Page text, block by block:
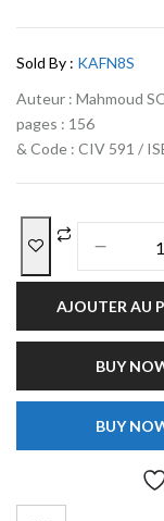
Sold By : KAFN8S
Auteur : Mahmoud
pages : 156
& Code : CIV 591 /
AJOUTER AU
BUY
BUY